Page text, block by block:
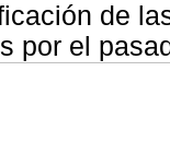
de
por el